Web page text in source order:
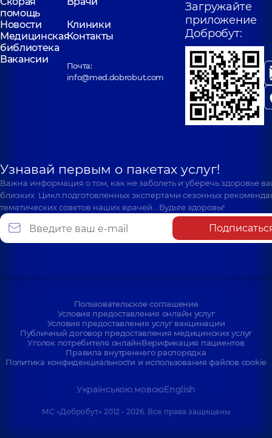
помощь
Новости
Клиники
Медицинская
библиотека
Контакты
Вакансии
Почта:
info@med.dobrobut.com
Загружайте
приложение
Добробут:
Узнавай первым о пакетах услуг!
Важна информация о том, как не заболеть и уберечь здоровье
близких. Цикл подготовленных экспертами сезонных
тематических советов наших врачей… Будьте здоровы!
Пользовательское соглашение
Условия предоставления онлайн услуг
Условия предоставления услуг вакцинации
Публичный договор предоставления медицинских услуг
Уголок потребителя онлайнВерификация пациентов
Правила внутреннего распорядка
Политика конфиденциальности и использования файлов cookie
Українською мовоюEnglish
МС «Добробут» 2012 - 2026. Все права защищены